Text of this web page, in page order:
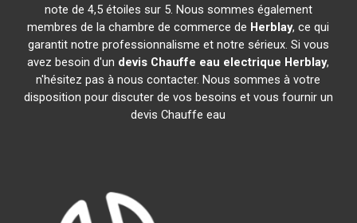
note de 4,5 étoiles sur 5. Nous sommes également
membres de la chambre de commerce de Herblay, ce qui
garantit notre professionnalisme et notre sérieux. Si vous
avez besoin d'un devis Chauffe eau electrique Herblay,
n'hésitez pas à nous contacter. Nous sommes à votre
disposition pour discuter de vos besoins et vous fournir un
devis Chauffe eau